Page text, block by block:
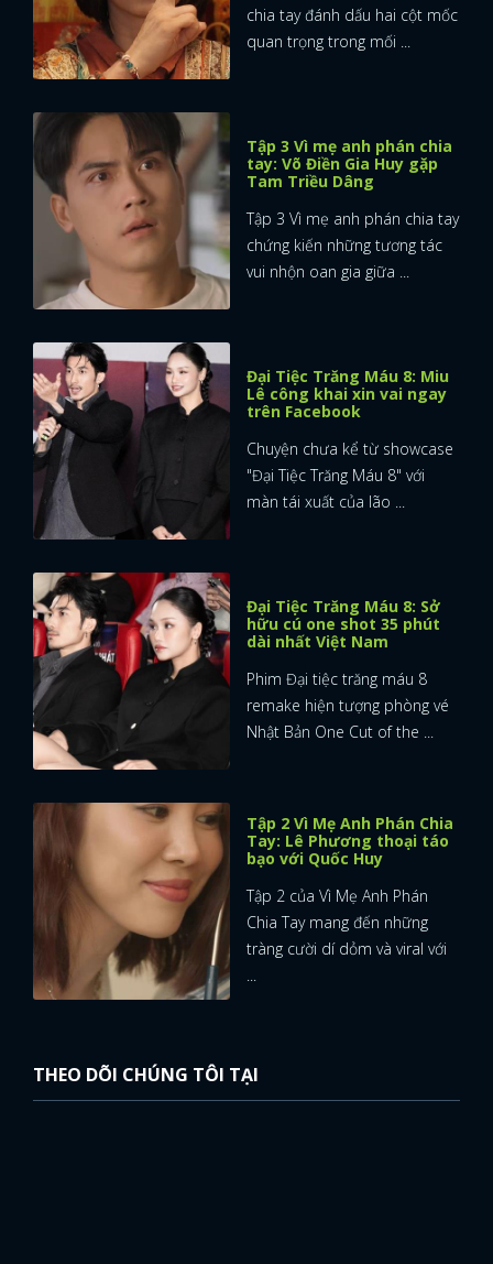
chia tay đánh dấu hai cột mốc
quan trọng trong mối ...
Tập 3 Vì mẹ anh phán chia
tay: Võ Điền Gia Huy gặp
Tam Triều Dâng
Tập 3 Vì mẹ anh phán chia tay
chứng kiến những tương tác
vui nhộn oan gia giữa ...
Đại Tiệc Trăng Máu 8: Miu
Lê công khai xin vai ngay
trên Facebook
Chuyện chưa kể từ showcase
"Đại Tiệc Trăng Máu 8" với
màn tái xuất của lão ...
Đại Tiệc Trăng Máu 8: Sở
hữu cú one shot 35 phút
dài nhất Việt Nam
Phim Đại tiệc trăng máu 8
remake hiện tượng phòng vé
Nhật Bản One Cut of the ...
Tập 2 Vì Mẹ Anh Phán Chia
Tay: Lê Phương thoại táo
bạo với Quốc Huy
Tập 2 của Vì Mẹ Anh Phán
Chia Tay mang đến những
tràng cười dí dỏm và viral với
...
THEO DÕI CHÚNG TÔI TẠI